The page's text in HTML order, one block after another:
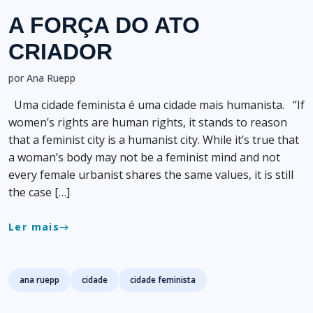
A FORÇA DO ATO
CRIADOR
por Ana Ruepp
Uma cidade feminista é uma cidade mais humanista. “If
women’s rights are human rights, it stands to reason
that a feminist city is a humanist city. While it’s true that
a woman’s body may not be a feminist mind and not
every female urbanist shares the same values, it is still
the case […]
Ler maiseast
Tags
ana ruepp cidade cidade feminista